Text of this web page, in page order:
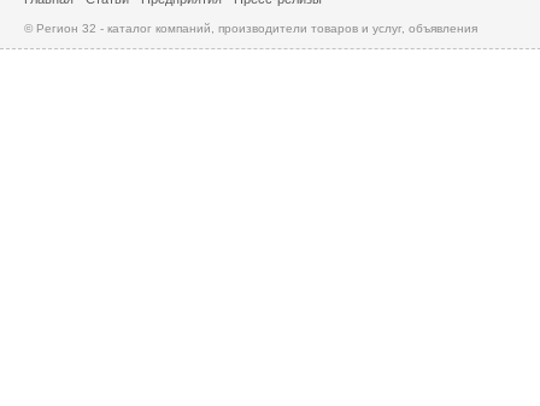
© Регион 32 - каталог компаний, производители товаров и услуг, объявления